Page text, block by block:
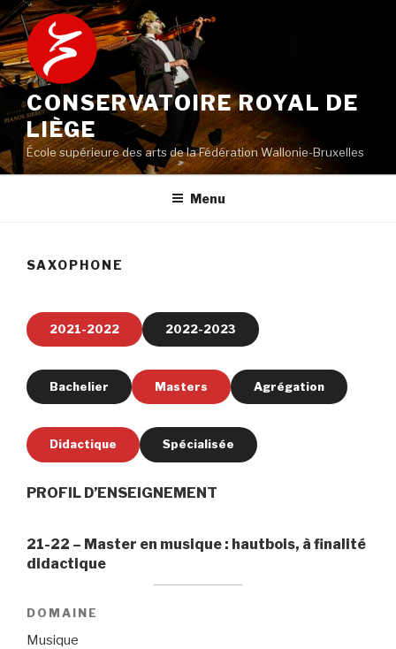
Aller
au
contenu
principal
CONSERVATOIRE ROYAL DE
LIÈGE
École supérieure des arts de la Fédération Wallonie-Bruxelles
Menu
SAXOPHONE
2021-2022 2022-2023
Bachelier Masters Agrégation
Didactique Spécialisée
PROFIL D’ENSEIGNEMENT
21-22 – Master en musique : hautbois, à finalité
didactique
DOMAINE
Musique